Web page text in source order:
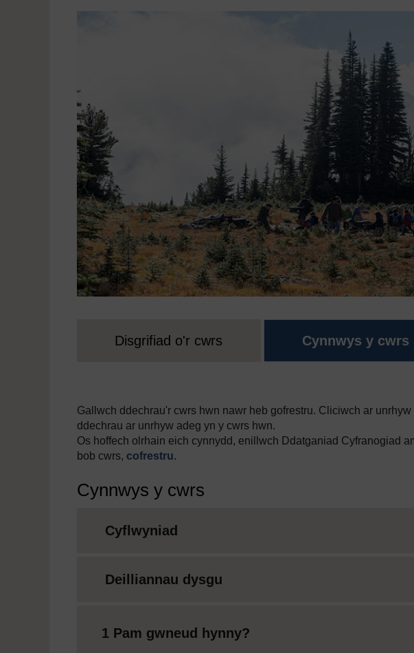
Disgrifiad o'r cwrs Cynnwys y cwrs
Gallwch ddechrau'r cwrs hwn nawr heb gofrestru. Cliciwch ar
ddechrau ar unrhyw adeg yn y cwrs hwn.
Os hoffech olrhain eich cynnydd, enillwch Ddatganiad Cyfranogiad
bob cwrs, cofrestru.
Cynnwys y cwrs
Cyflwyniad
Deilliannau dysgu
1 Pam gwneud hynny?